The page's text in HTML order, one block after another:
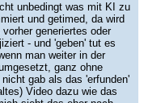
unbedingt was mit KI zu
und getimed, da wird
generiertes oder
- und 'geben' tut es
man weiter in der
ganz ohne
gab als das 'erfunden'
Video dazu wie das